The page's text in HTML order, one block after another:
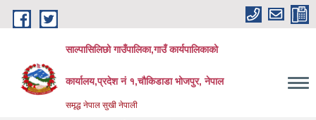
Skip to main content
साल्पासिलिछो गाउँपालिका,गाउँ कार्यपालिकाको
कार्यालय,प्रदेश नं १,चौकिडाडा भोजपुर, नेपाल
समृद्ध नेपाल सुखी नेपाली